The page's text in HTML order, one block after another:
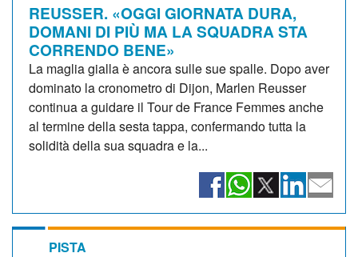
REUSSER. «OGGI GIORNATA DURA,
DOMANI DI PIÙ MA LA SQUADRA STA
CORRENDO BENE»
La maglia gialla è ancora sulle sue spalle. Dopo aver
dominato la cronometro di Dijon, Marlen Reusser
continua a guidare il Tour de France Femmes anche
al termine della sesta tappa, confermando tutta la
solidità della sua squadra e la...
PISTA